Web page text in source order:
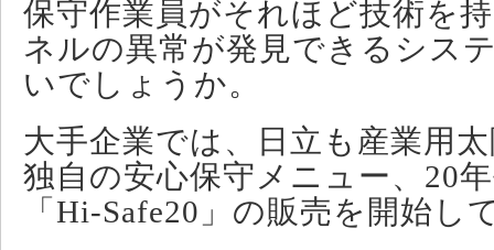
保守作業員がそれほど技術を
ネルの異常が発見できるシス
いでしょうか。
大手企業では、日立も産業用
独自の安心保守メニュー、20
「Hi-Safe20」の販売を開始し